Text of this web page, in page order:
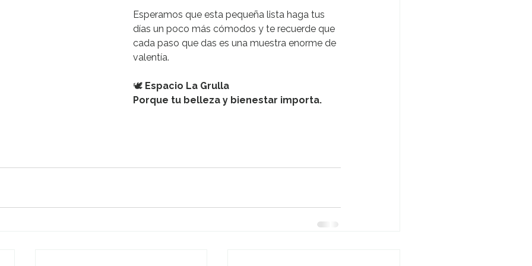
Esperamos que esta pequeña lista haga tus
días un poco más cómodos y te recuerde que
cada paso que das es una muestra enorme de
valentía.
🕊️ Espacio La Grulla
Porque tu belleza y bienestar importa.